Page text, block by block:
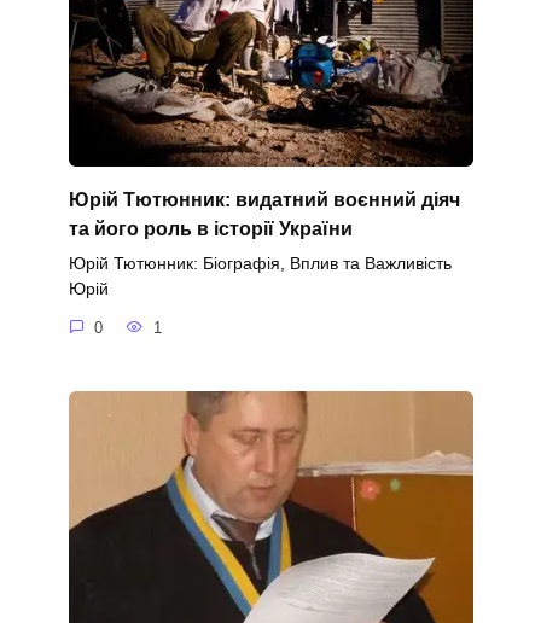
Юрій Тютюнник: видатний воєнний діяч
та його роль в історії України
Юрій Тютюнник: Біографія, Вплив та Важливість
Юрій
0 1